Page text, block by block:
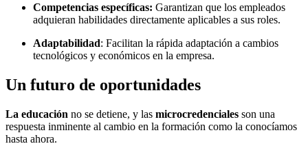
Competencias específicas: Garantizan que los empleados
adquieran habilidades directamente aplicables a sus roles.
Adaptabilidad: Facilitan la rápida adaptación a cambios
tecnológicos y económicos en la empresa.
Un futuro de oportunidades
La educación no se detiene, y las microcredenciales son una
respuesta inminente al cambio en la formación como la conocíamos
hasta ahora.